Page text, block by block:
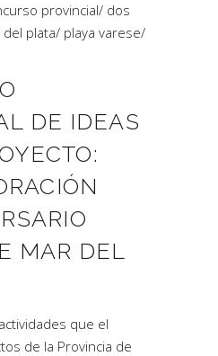
provincial/ dos
del plata/ playa varese/
DE IDEAS
MAR DEL
que el
de la Provincia de